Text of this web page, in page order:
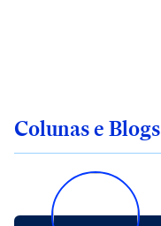
Colunas e Blogs